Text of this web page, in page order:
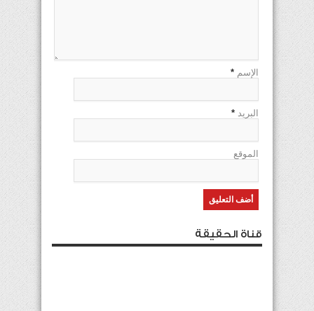
الإسم *
البريد *
الموقع
قناة الحقيقة